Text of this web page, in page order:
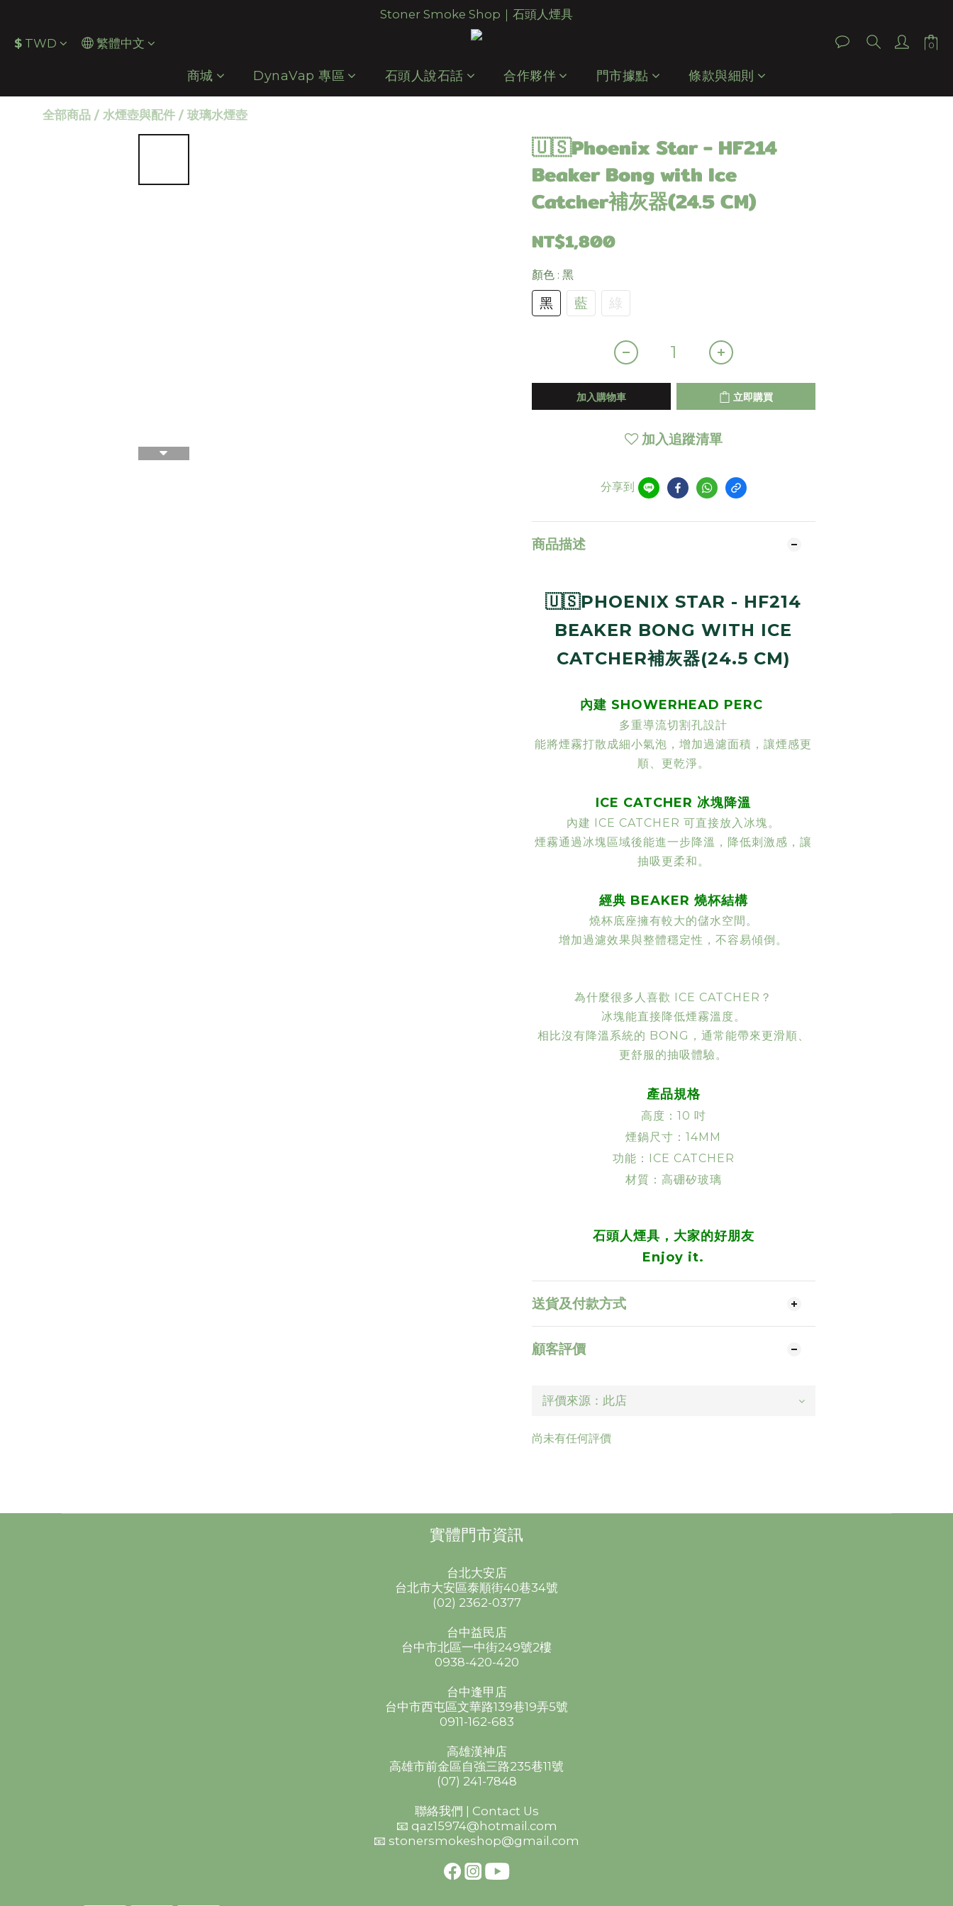
Stoner Smoke Shop｜石頭人煙具
$ TWD 繁體中文
商城 DynaVap 專區 石頭人說石話 合作夥伴 門市據點 條款與細則
全部商品 / 水煙壺與配件 / 玻璃水煙壺
🇺🇸Phoenix Star - HF214
Beaker Bong with Ice
Catcher補灰器(24.5 CM)
NT$1,800
顏色 : 黑
黑 藍 綠
加入購物車 立即購買
加入追蹤清單
分享到
商品描述
🇺🇸PHOENIX STAR - HF214
BEAKER BONG WITH ICE
CATCHER補灰器(24.5 CM)
內建 SHOWERHEAD PERC
多重導流切割孔設計
能將煙霧打散成細小氣泡，增加過濾面積，讓煙感更
順、更乾淨。
ICE CATCHER 冰塊降溫
內建 ICE CATCHER 可直接放入冰塊。
煙霧通過冰塊區域後能進一步降溫，降低刺激感，讓
抽吸更柔和。
經典 BEAKER 燒杯結構
燒杯底座擁有較大的儲水空間。
增加過濾效果與整體穩定性，不容易傾倒。
為什麼很多人喜歡 ICE CATCHER？
冰塊能直接降低煙霧溫度。
相比沒有降溫系統的 BONG，通常能帶來更滑順、
更舒服的抽吸體驗。
產品規格
高度：10 吋
煙鍋尺寸：14MM
功能：ICE CATCHER
材質：高硼矽玻璃
石頭人煙具，大家的好朋友
Enjoy it.
送貨及付款方式
顧客評價
尚未有任何評價
立即購買
實體門市資訊
台北大安店
台北市大安區泰順街40巷34號
(02) 2362-0377
台中益民店
台中市北區一中街249號2樓
0938-420-420
台中逢甲店
台中市西屯區文華路139巷19弄5號
0911-162-683
高雄漢神店
高雄市前金區自強三路235巷11號
(07) 241-7848
聯絡我們 | Contact Us
📧 qaz15974@hotmail.com
📧 stonersmokeshop@gmail.com